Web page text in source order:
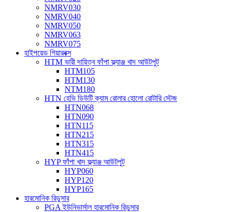
NMRV030
NMRV040
NMRV050
NMRV063
NMRV075
হাইপয়েড গিয়ারবক্স
HTM ভারী দায়িত্ব ফাঁপা ফ্ল্যাঞ্জ খাদ আউটপুট
HTM105
HTM130
NTM180
HTN হেভি ডিউটি ​​ক্যাম রোলার হোলো রোটারি স্টেজ
HTN068
HTN090
HTN115
HTN215
HTN315
HTN415
HYP ফাঁপা খাদ ফ্ল্যাঞ্জ আউটপুট
HYP060
HYP120
HYP165
হারমোনিক রিডুসার
PGA ইউনিভার্সাল হারমোনিক রিডুসার